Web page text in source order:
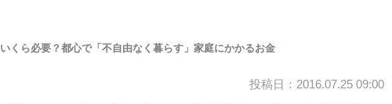
いくら必要？都心で「不自由なく暮らす」家庭にかかるお金
投稿日：2016.07.25 09:00